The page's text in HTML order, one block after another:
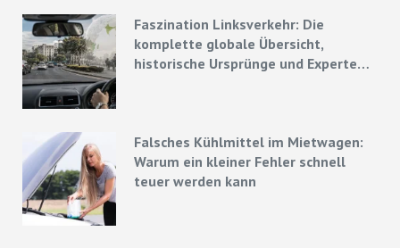
Faszination Linksverkehr: Die
komplette globale Übersicht,
historische Ursprünge und Experten-
Falsches Kühlmittel im Mietwagen:
Warum ein kleiner Fehler schnell
teuer werden kann